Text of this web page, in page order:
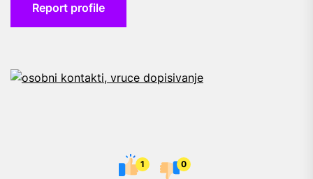
Report profile
1 0